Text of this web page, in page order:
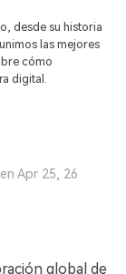
desde su historia
las mejores
cómo
digital.
Apr 25, 26
global de